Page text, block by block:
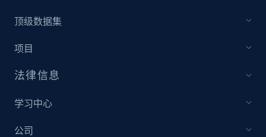
顶级数据集
项目
法律信息
学习中心
公司